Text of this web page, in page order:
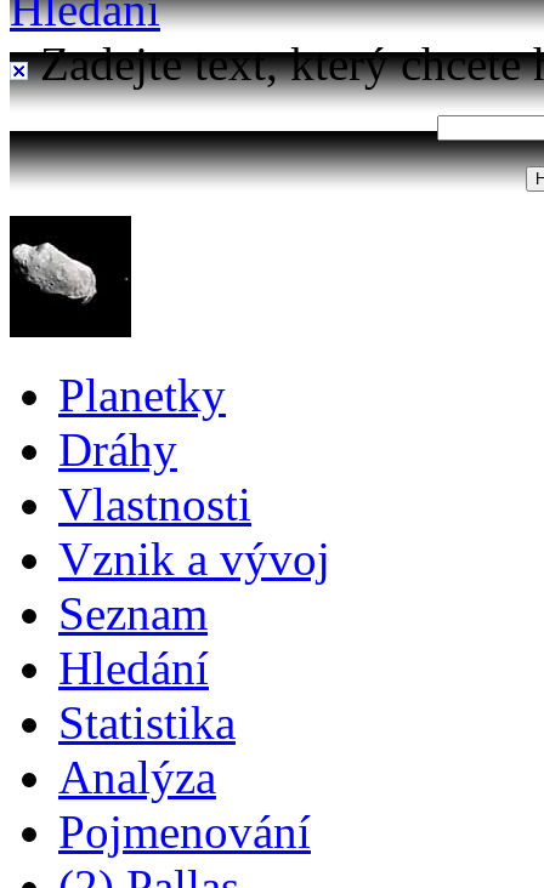
Zadejte text, který chcete
Planetky
Dráhy
Vlastnosti
Vznik a vývoj
Seznam
Hledání
Statistika
Analýza
Pojmenování